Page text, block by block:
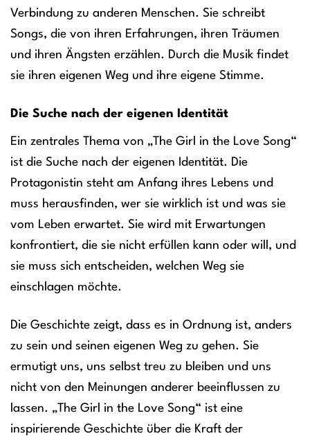
Verbindung zu anderen Menschen. Sie schreibt
Songs, die von ihren Erfahrungen, ihren Träumen
und ihren Ängsten erzählen. Durch die Musik findet
sie ihren eigenen Weg und ihre eigene Stimme.
Die Suche nach der eigenen Identität
Ein zentrales Thema von „The Girl in the Love Song“
ist die Suche nach der eigenen Identität. Die
Protagonistin steht am Anfang ihres Lebens und
muss herausfinden, wer sie wirklich ist und was sie
vom Leben erwartet. Sie wird mit Erwartungen
konfrontiert, die sie nicht erfüllen kann oder will, und
sie muss sich entscheiden, welchen Weg sie
einschlagen möchte.
Die Geschichte zeigt, dass es in Ordnung ist, anders
zu sein und seinen eigenen Weg zu gehen. Sie
ermutigt uns, uns selbst treu zu bleiben und uns
nicht von den Meinungen anderer beeinflussen zu
lassen. „The Girl in the Love Song“ ist eine
inspirierende Geschichte über die Kraft der